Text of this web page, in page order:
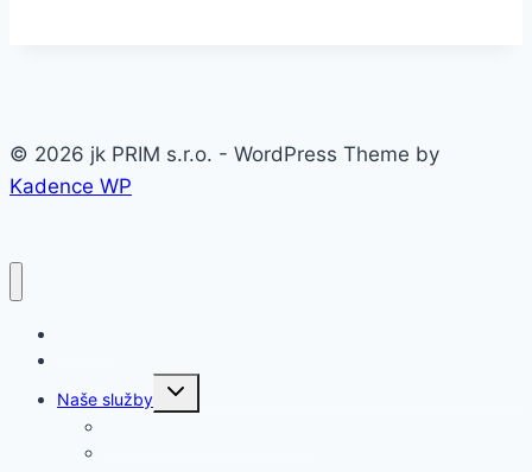
© 2026 jk PRIM s.r.o. - WordPress Theme by
Kadence WP
Naše služby
Toggle
child